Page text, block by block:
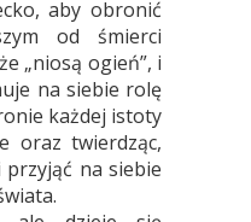
aby obronić
od śmierci
„niosą ogień”, i
na siebie rolę
każdej istoty
oraz twierdząc,
przyjąć na siebie